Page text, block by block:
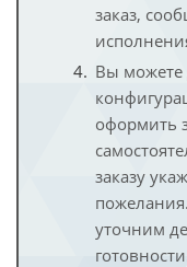
заказ,
Вы можете
оформить
заказу
уточним